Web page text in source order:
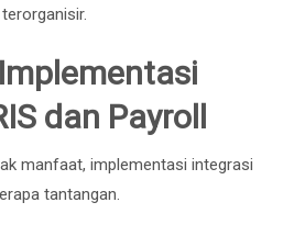
dan Payroll
manfaat, implementasi integrasi
tantangan.